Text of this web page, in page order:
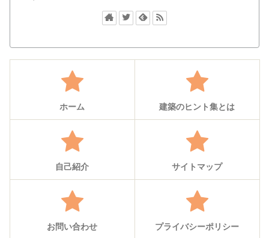
ホーム 建築のヒント集とは
自己紹介 サイトマップ
お問い合わせ プライバシーポリシー